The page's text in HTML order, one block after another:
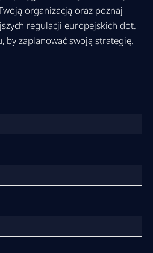
organizacją oraz poznaj
regulacji europejskich dot.
by zaplanować swoją strategię.